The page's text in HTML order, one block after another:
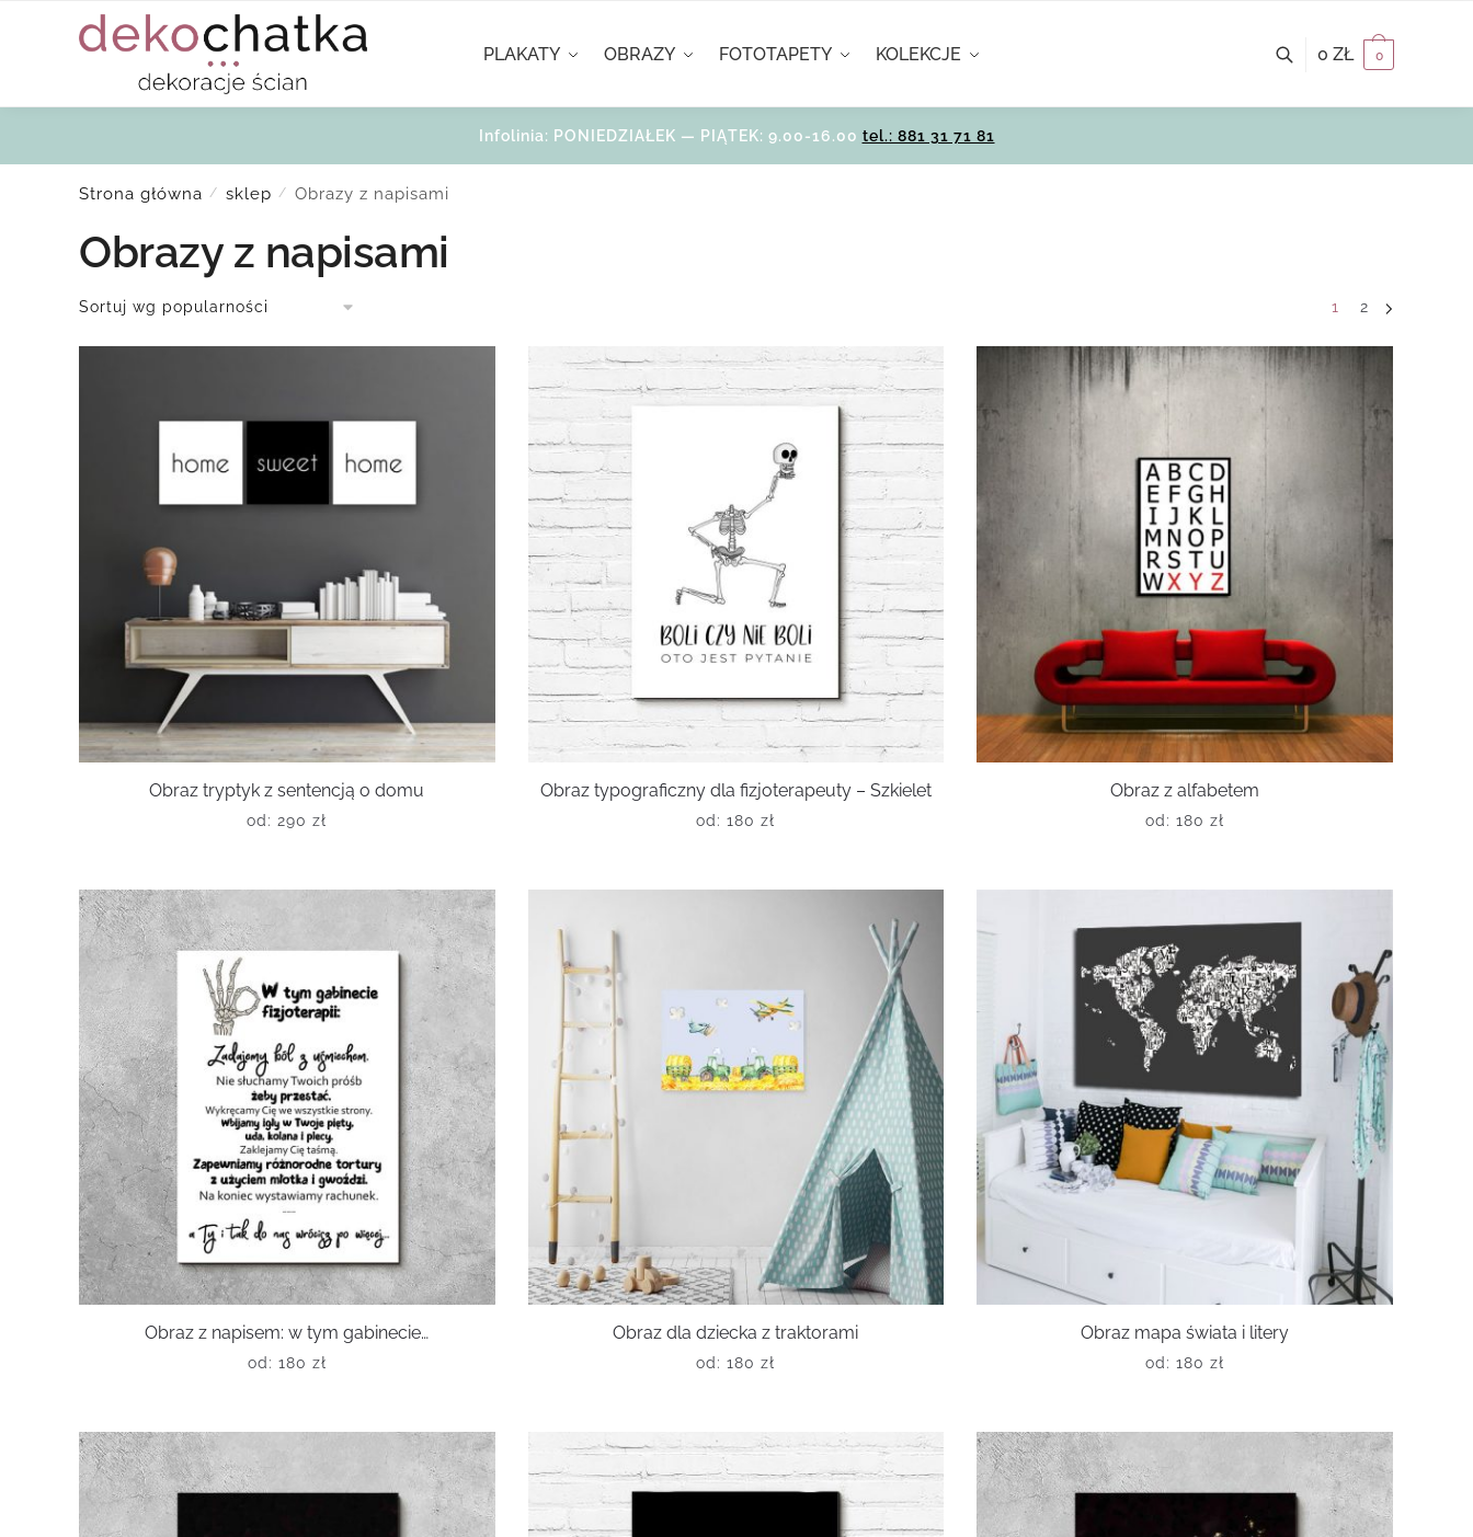
PLAKATY OBRAZY FOTOTAPETY KOLEKCJE 0 ZŁ 0
Infolinia: PONIEDZIAŁEK — PIĄTEK: 9.00-16.00 tel.: 881 31 71 81
Strona główna / sklep / Obrazy z napisami
Obrazy z napisami
1 2
Obraz tryptyk z sentencją o domu
od: 290zł
Obraz typograficzny dla fizjoterapeuty – Szkielet
od:180zł
Obraz z alfabetem
od:180zł
Obraz z napisem: w tym gabinecie…
od: 180 zł
Obraz dla dziecka z traktorami
od:180zł
Obraz mapa świata i litery
od:180zł